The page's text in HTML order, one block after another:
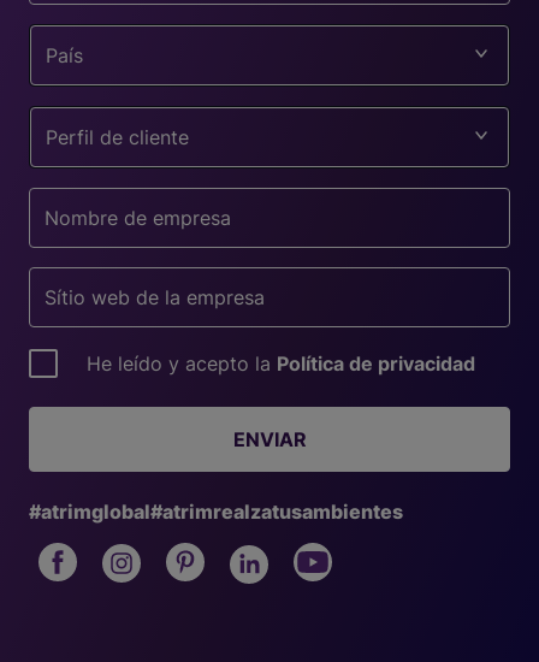
País
Perfil de cliente
He leído y acepto la Política de privacidad
ENVIAR
#atrimglobal#atrimrealzatusambientes